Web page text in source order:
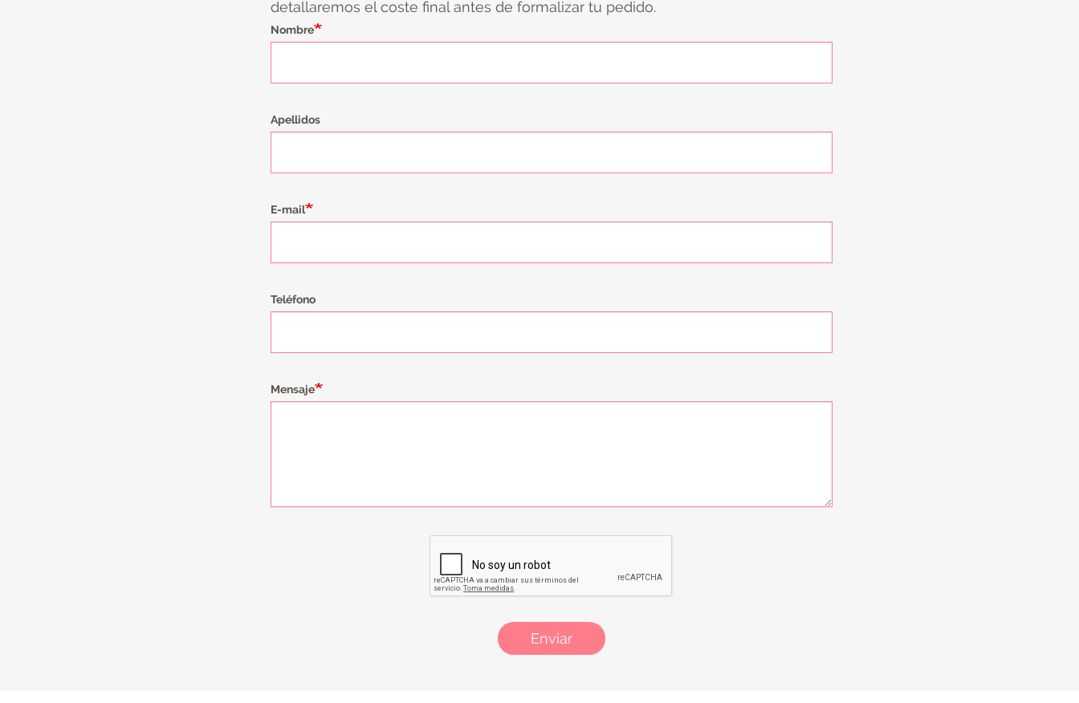
detallaremos el coste final antes de formalizar tu pedido.
Nombre
Apellidos
E-mail
Teléfono
Mensaje
Enviar